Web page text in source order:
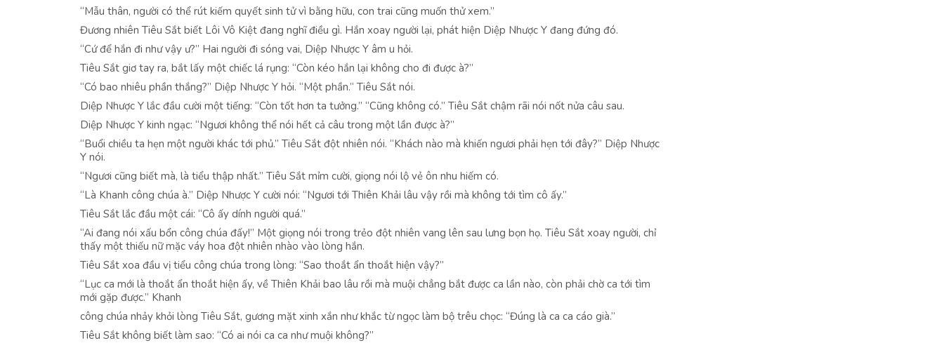
“Mẫu thân, người có thể rút kiếm quyết sinh tử vì bằng hữu, con trai cũng muốn thử xem.”
Đương nhiên Tiêu Sắt biết Lôi Vô Kiệt đang nghĩ điều gì. Hắn xoay người lại, phát hiện Diệp Nhược Y đang đứng đó.
“Cứ để hắn đi như vậy ư?” Hai người đi sóng vai, Diệp Nhược Y âm u hỏi.
Tiêu Sắt giơ tay ra, bắt lấy một chiếc lá rụng: “Còn kéo hắn lại không cho đi được à?”
“Có bao nhiêu phần thắng?” Diệp Nhược Y hỏi. ‘‘Một phần.’‘ Tiêu Sắt nói.
Diệp Nhược Y lắc đầu cười một tiếng: “Còn tốt hơn ta tưởng.” “Cũng không có.” Tiêu Sắt chậm rãi nói nốt nửa câu sau.
Diệp Nhược Y kinh ngạc: “Ngươi không thể nói hết cả câu trong một lần được à?”
“Buổi chiều ta hẹn một người khác tới phủ.” Tiêu Sắt đột nhiên nói. “Khách nào mà khiến ngươi phải hẹn tới đây?” Diệp Nhược
Y nói.
“Ngươi cũng biết mà, là tiểu thập nhất.” Tiêu Sắt mỉm cười, giọng nói lộ vẻ ôn nhu hiếm có.
“Là Khanh công chúa à.” Diệp Nhược Y cười nói: “Ngươi tới Thiên Khải lâu vậy rồi mà không tới tìm cô ấy.”
Tiêu Sắt lắc đầu một cái: “Cô ấy dính người quá.”
“Ai đang nói xấu bổn công chúa đấy!” Một giọng nói trong trẻo đột nhiên vang lên sau lưng bọn họ. Tiêu Sắt xoay người, chỉ
thấy một thiếu nữ mặc váy hoa đột nhiên nhào vào lòng hắn.
Tiêu Sắt xoa đầu vị tiểu công chúa trong lòng: “Sao thoắt ẩn thoắt hiện vậy?”
“Lục ca mới là thoắt ẩn thoắt hiện ấy, về Thiên Khải bao lâu rồi mà muội chẳng bắt được ca lần nào, còn phải chờ ca tới tìm
mới gặp được.” Khanh
công chúa nhảy khỏi lòng Tiêu Sắt, gương mặt xinh xắn như khắc từ ngọc làm bộ trêu chọc: “Đúng là ca ca cáo già.”
Tiêu Sắt không biết làm sao: “Có ai nói ca ca như muội không?”